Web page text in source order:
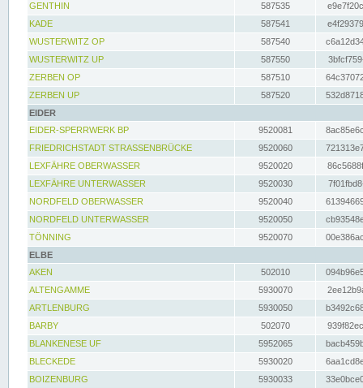
GENTHIN
587535
KADE
587541
WUSTERWITZ OP
587540
WUSTERWITZ UP
587550
ZERBEN OP
587510
ZERBEN UP
587520
EIDER
EIDER-SPERRWERK BP
9520081
FRIEDRICHSTADT STRASSENBRÜCKE
9520060
LEXFÄHRE OBERWASSER
9520020
LEXFÄHRE UNTERWASSER
9520030
NORDFELD OBERWASSER
9520040
NORDFELD UNTERWASSER
9520050
TÖNNING
9520070
ELBE
AKEN
502010
ALTENGAMME
5930070
ARTLENBURG
5930050
BARBY
502070
BLANKENESE UF
5952065
BLECKEDE
5930020
BOIZENBURG
5930033